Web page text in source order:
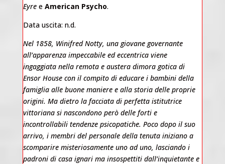
Eyree American Psycho.
Data uscita: n.d.
Nel 1858, Winifred Notty, una giovane governante
all’apparenza impeccabile ed eccentrica viene
ingaggiata nella remota e austera dimora gotica di
Ensor House con il compito di educare i bambini della
famiglia alle buone maniere e alla storia delle proprie
origini. Ma dietro la facciata di perfetta istitutrice
vittoriana si nascondono però delle forti e
incontrollabili tendenze psicopatiche. Poco dopo il suo
arrivo, i membri del personale della tenuta iniziano a
scomparire misteriosamente uno ad uno, lasciando i
padroni di casa ignari ma insospettiti dall’inquietante e